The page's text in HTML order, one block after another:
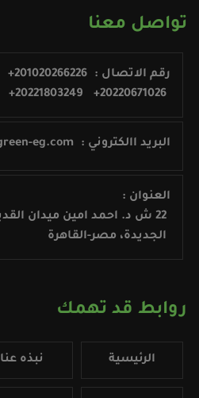
تواصل معنا
رقم الاتصال : +201020266226
+20220671026
+20221803249
البريد االكتروني : eg.com
العنوان :
22 ش د. احمد امين ميدان
الجديدة، مصر-القاهرة
روابط قد تهمك
الرئيسية نبذه عنا